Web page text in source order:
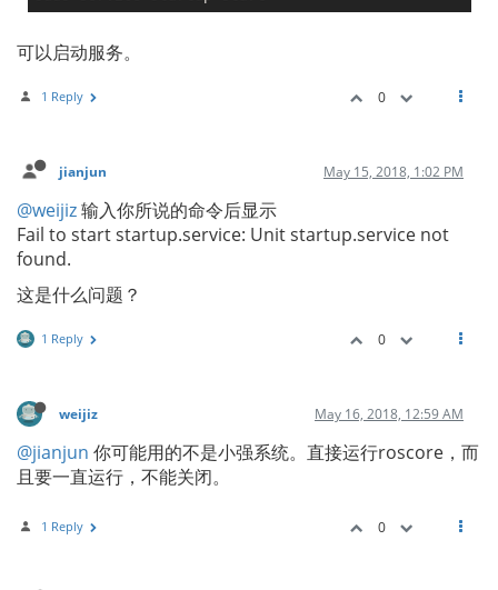
可以启动服务。
1 Reply 0
jianjun May 15, 2018, 1:02 PM
@weijiz输入你所说的命令后显示
Fail to start startup.service: Unit startup.service not
found.
这是什么问题？
1 Reply 0
weijiz May 16, 2018, 12:59 AM
@jianjun 你可能用的不是小强系统。直接运行roscore，而
且要一直运行，不能关闭。
1 Reply 0